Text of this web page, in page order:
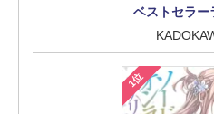
ベストセラー
1位